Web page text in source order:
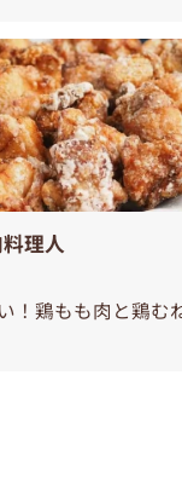
理人
！鶏もも肉と鶏む